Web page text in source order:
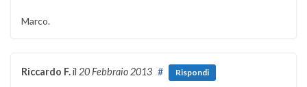
Marco.
Riccardo F.il 20 Febbraio 2013 # Rispondi